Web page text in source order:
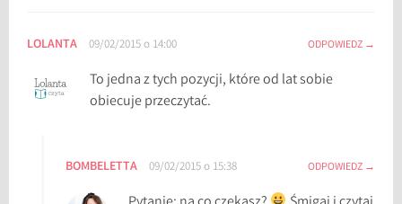
LOLANTA 09/02/2015 o 14:00 ODPOWIEDZ
To jedna z tych pozycji, które od lat sobie
obiecuje przeczytać.
BOMBELETTA 09/02/2015 o 15:38 ODPOWIEDZ